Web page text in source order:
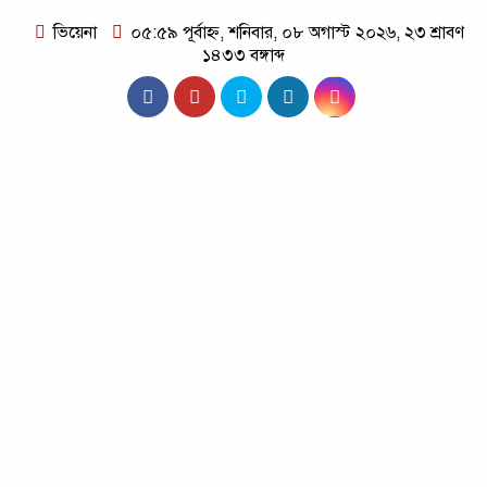
ভিয়েনা
০৫:৫৯ পূর্বাহ্ন, শনিবার, ০৮ অগাস্ট ২০২৬, ২৩ শ্রাবণ
১৪৩৩ বঙ্গাব্দ